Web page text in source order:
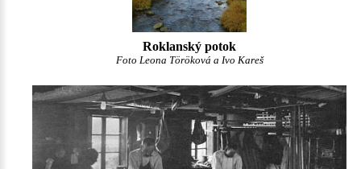
Roklanský potok
Foto Leona Töröková a Ivo Kareš